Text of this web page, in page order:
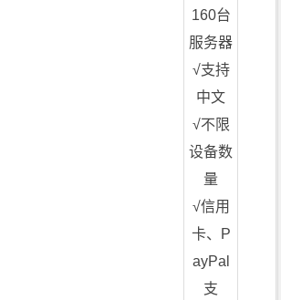
160台
服务器
√支持
中文
√不限
设备数
量
√信用
卡、P
ayPal
支